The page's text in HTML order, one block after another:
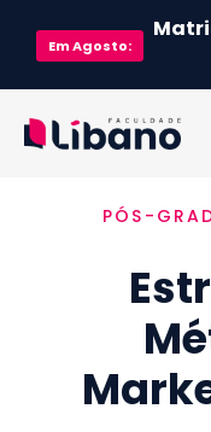
EmAgosto:
Ementa
Como funciona
Credenciamento
PÓS-